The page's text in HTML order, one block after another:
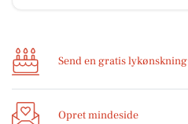
Send en gratis lykønskning
Opret mindeside